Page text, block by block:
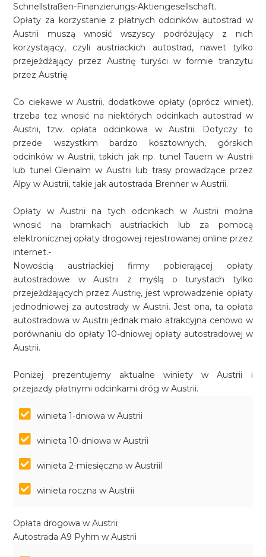
Schnellstraßen-Finanzierungs-Aktiengesellschaft.
Opłaty za korzystanie z płatnych odcinków autostrad w
Austrii muszą wnosić wszyscy podróżujący z nich
korzystający, czyli austriackich autostrad, nawet tylko
przejeżdżający przez Austrię turyści w formie tranzytu
przez Austrię.
Co ciekawe w Austrii, dodatkowe opłaty (oprócz winiet),
trzeba też wnosić na niektórych odcinkach autostrad w
Austrii, tzw. opłata odcinkowa w Austrii. Dotyczy to
przede wszystkim bardzo kosztownych, górskich
odcinków w Austrii, takich jak np. tunel Tauern w Austrii
lub tunel Gleinalm w Austrii lub trasy prowadzące przez
Alpy w Austrii, takie jak autostrada Brenner w Austrii.
Opłaty w Austrii na tych odcinkach w Austrii można
wnosić na bramkach austriackich lub za pomocą
elektronicznej opłaty drogowej rejestrowanej online przez
internet.-
Nowością austriackiej firmy pobierającej opłaty
autostradowe w Austrii z myślą o turystach tylko
przejeżdżających przez Austrię, jest wprowadzenie opłaty
jednodniowej za autostrady w Austrii. Jest ona, ta opłata
autostradowa w Austrii jednak mało atrakcyjna cenowo w
porównaniu do opłaty 10-dniowej opłaty autostradowej w
Austrii.
Poniżej prezentujemy aktualne winiety w Austrii i
przejazdy płatnymi odcinkami dróg w Austrii.
winieta 1-dniowa w Austrii
winieta 10-dniowa w Austrii
winieta 2-miesięczna w Austriil
winieta roczna w Austrii
Opłata drogowa w Austrii
Autostrada A9 Pyhrn w Austrii